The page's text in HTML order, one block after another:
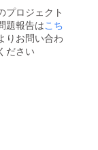
ではな
く個人
の方か
らのご
支援の
6400人
の方々
にリー
チする
こと
プロジェクト
題報告はこち
りお問い合わ
ださい